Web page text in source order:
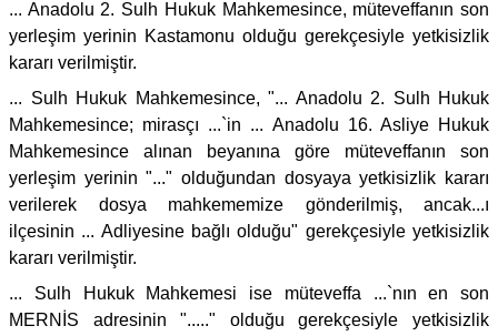
... Anadolu 2. Sulh Hukuk Mahkemesince, müteveffanın son
yerleşim yerinin Kastamonu olduğu gerekçesiyle yetkisizlik
kararı verilmiştir.
... Sulh Hukuk Mahkemesince, "... Anadolu 2. Sulh Hukuk
Mahkemesince; mirasçı ...`in ... Anadolu 16. Asliye Hukuk
Mahkemesince alınan beyanına göre müteveffanın son
yerleşim yerinin "..." olduğundan dosyaya yetkisizlik kararı
verilerek dosya mahkememize gönderilmiş, ancak...ı
ilçesinin ... Adliyesine bağlı olduğu" gerekçesiyle yetkisizlik
kararı verilmiştir.
... Sulh Hukuk Mahkemesi ise müteveffa ...`nın en son
MERNİS adresinin "....." olduğu gerekçesiyle yetkisizlik